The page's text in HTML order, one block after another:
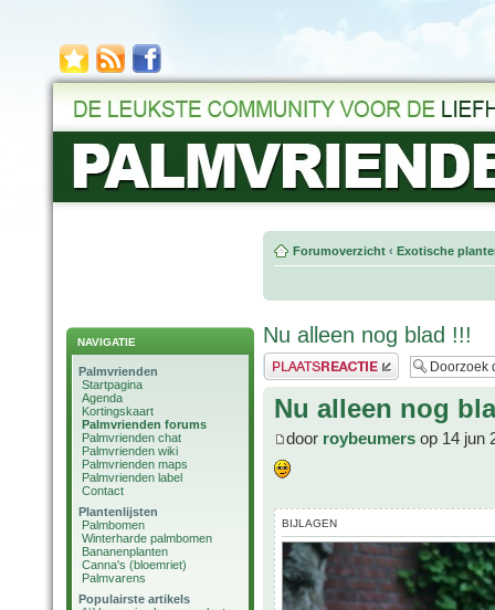
NAVIGATIE
Palmvrienden
Startpagina
Agenda
Kortingskaart
Palmvrienden forums
Palmvrienden chat
Palmvrienden wiki
Palmvrienden maps
Palmvrienden label
Contact
Plantenlijsten
Palmbomen
Winterharde palmbomen
Bananenplanten
Canna's (bloemriet)
Palmvarens
Populairste artikels
Forumoverzicht ‹ Exotische
Nu alleen nog blad !!!
Plaats een reactie
Nu alleen nog
door roybeumers op 14 jun
BIJLAGEN